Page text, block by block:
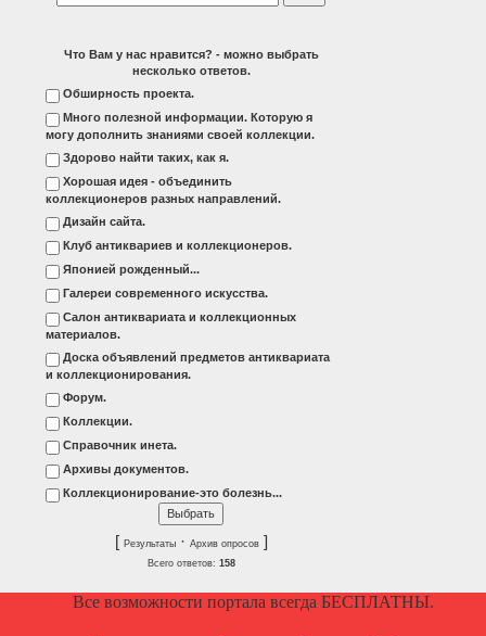
Что Вам у нас нравится? - можно выбрать
несколько ответов.
Обширность проекта.
Много полезной информации. Которую я
могу дополнить знаниями своей коллекции.
Здорово найти таких, как я.
Хорошая идея - объединить
коллекционеров разных направлений.
Дизайн сайта.
Клуб антиквариев и коллекционеров.
Японией рожденный...
Галереи современного искусства.
Салон антиквариата и коллекционных
материалов.
Доска объявлений предметов антиквариата
и коллекционирования.
Форум.
Коллекции.
Справочник инета.
Архивы документов.
Коллекционирование-это болезнь...
[ Результаты· Архив опросов]
Всего ответов: 158
Все возможности портала всегда БЕСПЛАТНЫ.